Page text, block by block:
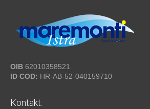
OIB 62010358521
ID COD: HR-AB-52-040159710
Kontakt: